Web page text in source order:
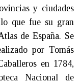
y ciudades
que fue su gran
de España. Se
por Tomás
en 1784,
Nacional de